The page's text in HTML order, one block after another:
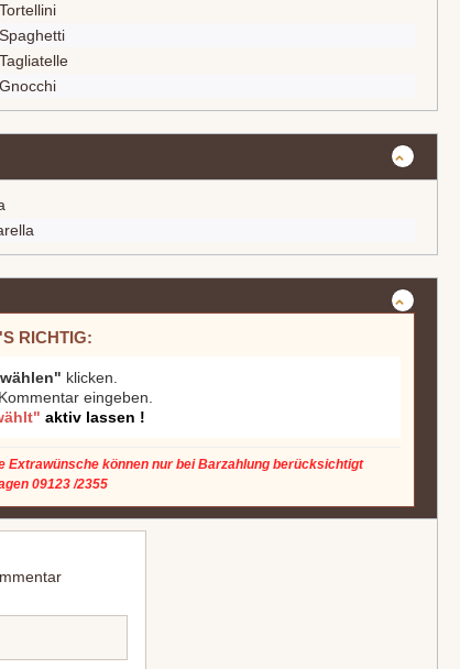
RICHTIG:
klicken.
eingeben.
aktiv lassen !
Extrawünsche können nur beiBarzahlung berücksichtigt
09123 /2355